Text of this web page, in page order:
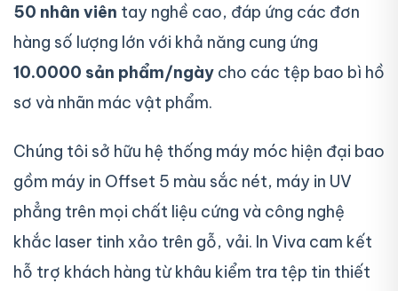
50 nhân viên tay nghề cao, đáp ứng các đơn
hàng số lượng lớn với khả năng cung ứng
10.0000 sản phẩm/ngày cho các tệp bao bì hồ
sơ và nhãn mác vật phẩm.
Chúng tôi sở hữu hệ thống máy móc hiện đại bao
gồm máy in Offset 5 màu sắc nét, máy in UV
phẳng trên mọi chất liệu cứng và công nghệ
khắc laser tinh xảo trên gỗ, vải. In Viva cam kết
hỗ trợ khách hàng từ khâu kiểm tra tệp tin thiết